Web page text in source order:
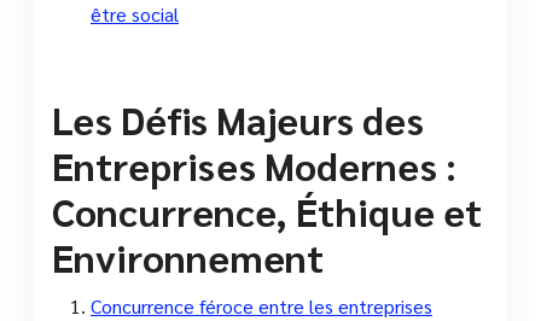
être social
Les Défis Majeurs des
Entreprises Modernes :
Concurrence, Éthique et
Environnement
Concurrence féroce entre les entreprises